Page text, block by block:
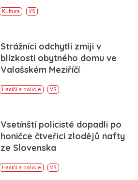
Kultura VS
Strážníci odchytli zmiji v
blízkosti obytného domu ve
Valašském Meziříčí
Hasiči a policie VS
Vsetínští policisté dopadli po
honičce čtveřici zlodějů nafty
ze Slovenska
Hasiči a policie VS